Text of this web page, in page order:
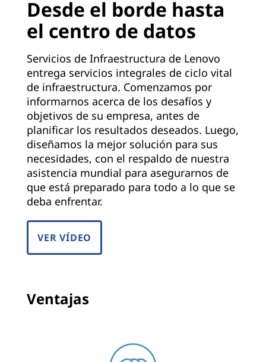
Desde el borde hasta
el centro de datos
Servicios de Infraestructura de Lenovo
entrega servicios integrales de ciclo vital
de infraestructura. Comenzamos por
informarnos acerca de los desafíos y
objetivos de su empresa, antes de
planificar los resultados deseados. Luego,
diseñamos la mejor solución para sus
necesidades, con el respaldo de nuestra
asistencia mundial para asegurarnos de
que está preparado para todo a lo que se
deba enfrentar.
VER VÍDEO
Ventajas